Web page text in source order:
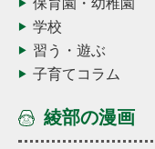
学校
習う・遊ぶ
子育てコラム
綾部の漫画